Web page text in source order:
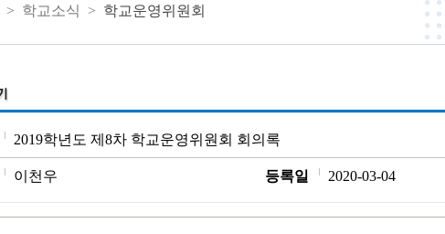
> 학교소식 > 학교운영위원회
2019학년도 제8차 학교운영위원회 회의록
이천우 등록일 2020-03-04